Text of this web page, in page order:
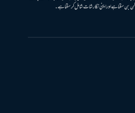
رکن بن سکتا ہے اور اپنی نگارشات شامل کرسکتا ہے۔